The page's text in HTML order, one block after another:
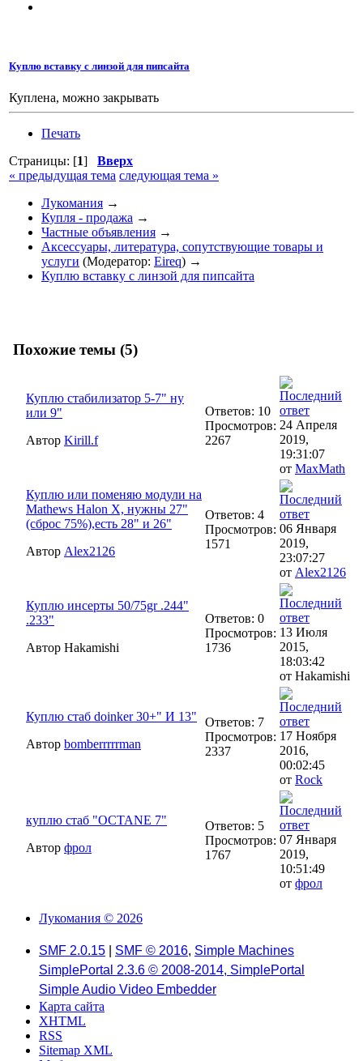
Куплю вставку с линзой для пипсайта
Куплена, можно закрывать
Печать
Страницы: [1] Вверх
« предыдущая тема следующая тема »
Лукомания →
Купля - продажа →
Частные объявления →
Аксессуары, литература, сопутствующие товары и
услуги (Модератор: Eireq) →
Куплю вставку с линзой для пипсайта
Похожие темы (5)
Куплю стабилизатор 5-7" ну
или 9"
Автор Kirill.f
Ответов: 10
Просмотров:
2267
24 Апреля
2019,
19:31:07
от MaxMath
Куплю или поменяю модули на
Mathews Halon X, нужны 27"
(сброс 75%),есть 28" и 26"
Автор Alex2126
Ответов: 4
Просмотров:
1571
06 Января
2019,
23:07:27
от Alex2126
Куплю инсерты 50/75gr .244"
.233"
Автор Hakamishi
Ответов: 0
Просмотров:
1736
13 Июля
2015,
18:03:42
от Hakamishi
Куплю стаб doinker 30+" И 13"
Автор bomberrrrrman
Ответов: 7
Просмотров:
2337
17 Ноября
2016,
00:02:45
от Rock
куплю стаб "OCTANE 7"
Автор фрол
Ответов: 5
Просмотров:
1767
07 Января
2019,
10:51:49
от фрол
Лукомания © 2026
SMF 2.0.15 SMF © 2016, Simple Machines
SimplePortal 2.3.6 © 2008-2014, SimplePortal
Simple Audio Video Embedder
Карта сайта
XHTML
RSS
Sitemap XML